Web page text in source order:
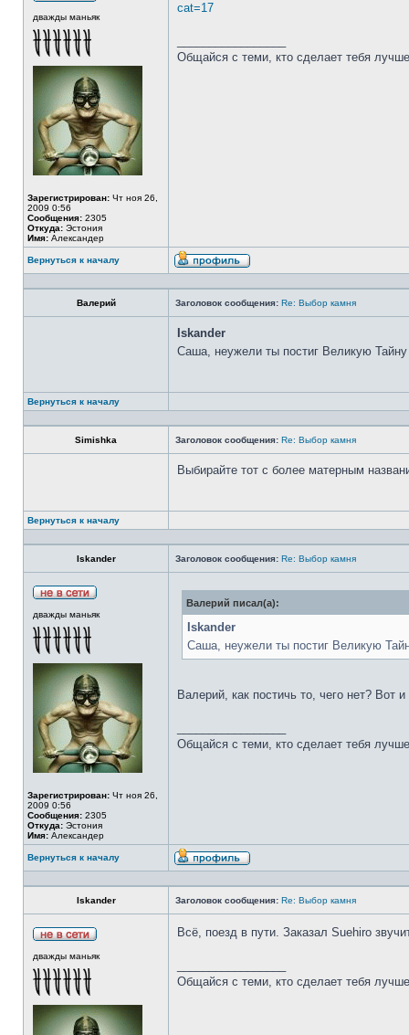
дважды маньяк
Зарегистрирован: Чт ноя 26,
2009 0:56
Сообщения: 2305
Откуда: Эстония
Имя: Александер
cat=17
Общайся с теми, кто сделает тебя
Вернуться к началу
Валерий Заголовок сообщения: Re: Выбор камня
Iskander
Саша, неужели ты постиг Великую
Вернуться к началу
Simishka Заголовок сообщения: Re: Выбор камня
Выбирайте тот с более матерным
Вернуться к началу
Iskander Заголовок сообщения: Re: Выбор камня
дважды маньяк
Зарегистрирован: Чт ноя 26,
2009 0:56
Сообщения: 2305
Откуда: Эстония
Имя: Александер
Валерий писал(а):
Iskander
Саша, неужели ты постиг Великую
Валерий, как постичь то, чего нет? Вот
Общайся с теми, кто сделает тебя
Вернуться к началу
Iskander Заголовок сообщения: Re: Выбор камня
дважды маньяк
Всё, поезд в пути. Заказал Suehiro
Общайся с теми, кто сделает тебя